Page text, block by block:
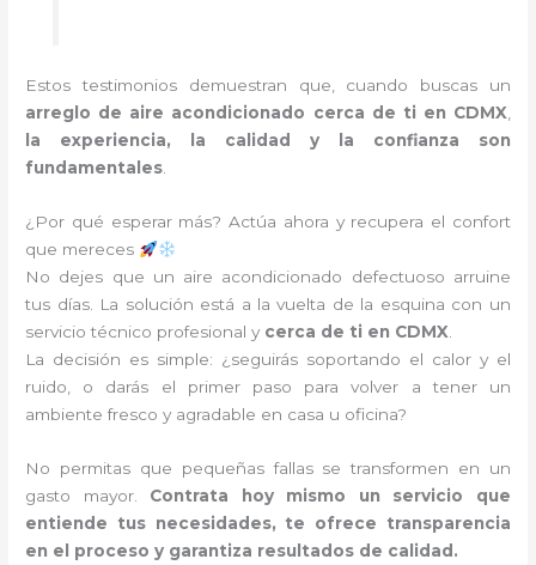
Estos testimonios demuestran que, cuando buscas un
arreglo de aire acondicionado cerca de ti en CDMX,
la experiencia, la calidad y la confianza son
fundamentales.
¿Por qué esperar más? Actúa ahora y recupera el confort
que mereces
No dejes que un aire acondicionado defectuoso arruine
tus días. La solución está a la vuelta de la esquina con un
servicio técnico profesional y cerca de ti en CDMX.
La decisión es simple: ¿seguirás soportando el calor y el
ruido, o darás el primer paso para volver a tener un
ambiente fresco y agradable en casa u oficina?
No permitas que pequeñas fallas se transformen en un
gasto mayor. Contrata hoy mismo un servicio que
entiende tus necesidades, te ofrece transparencia
en el proceso y garantiza resultados de calidad.